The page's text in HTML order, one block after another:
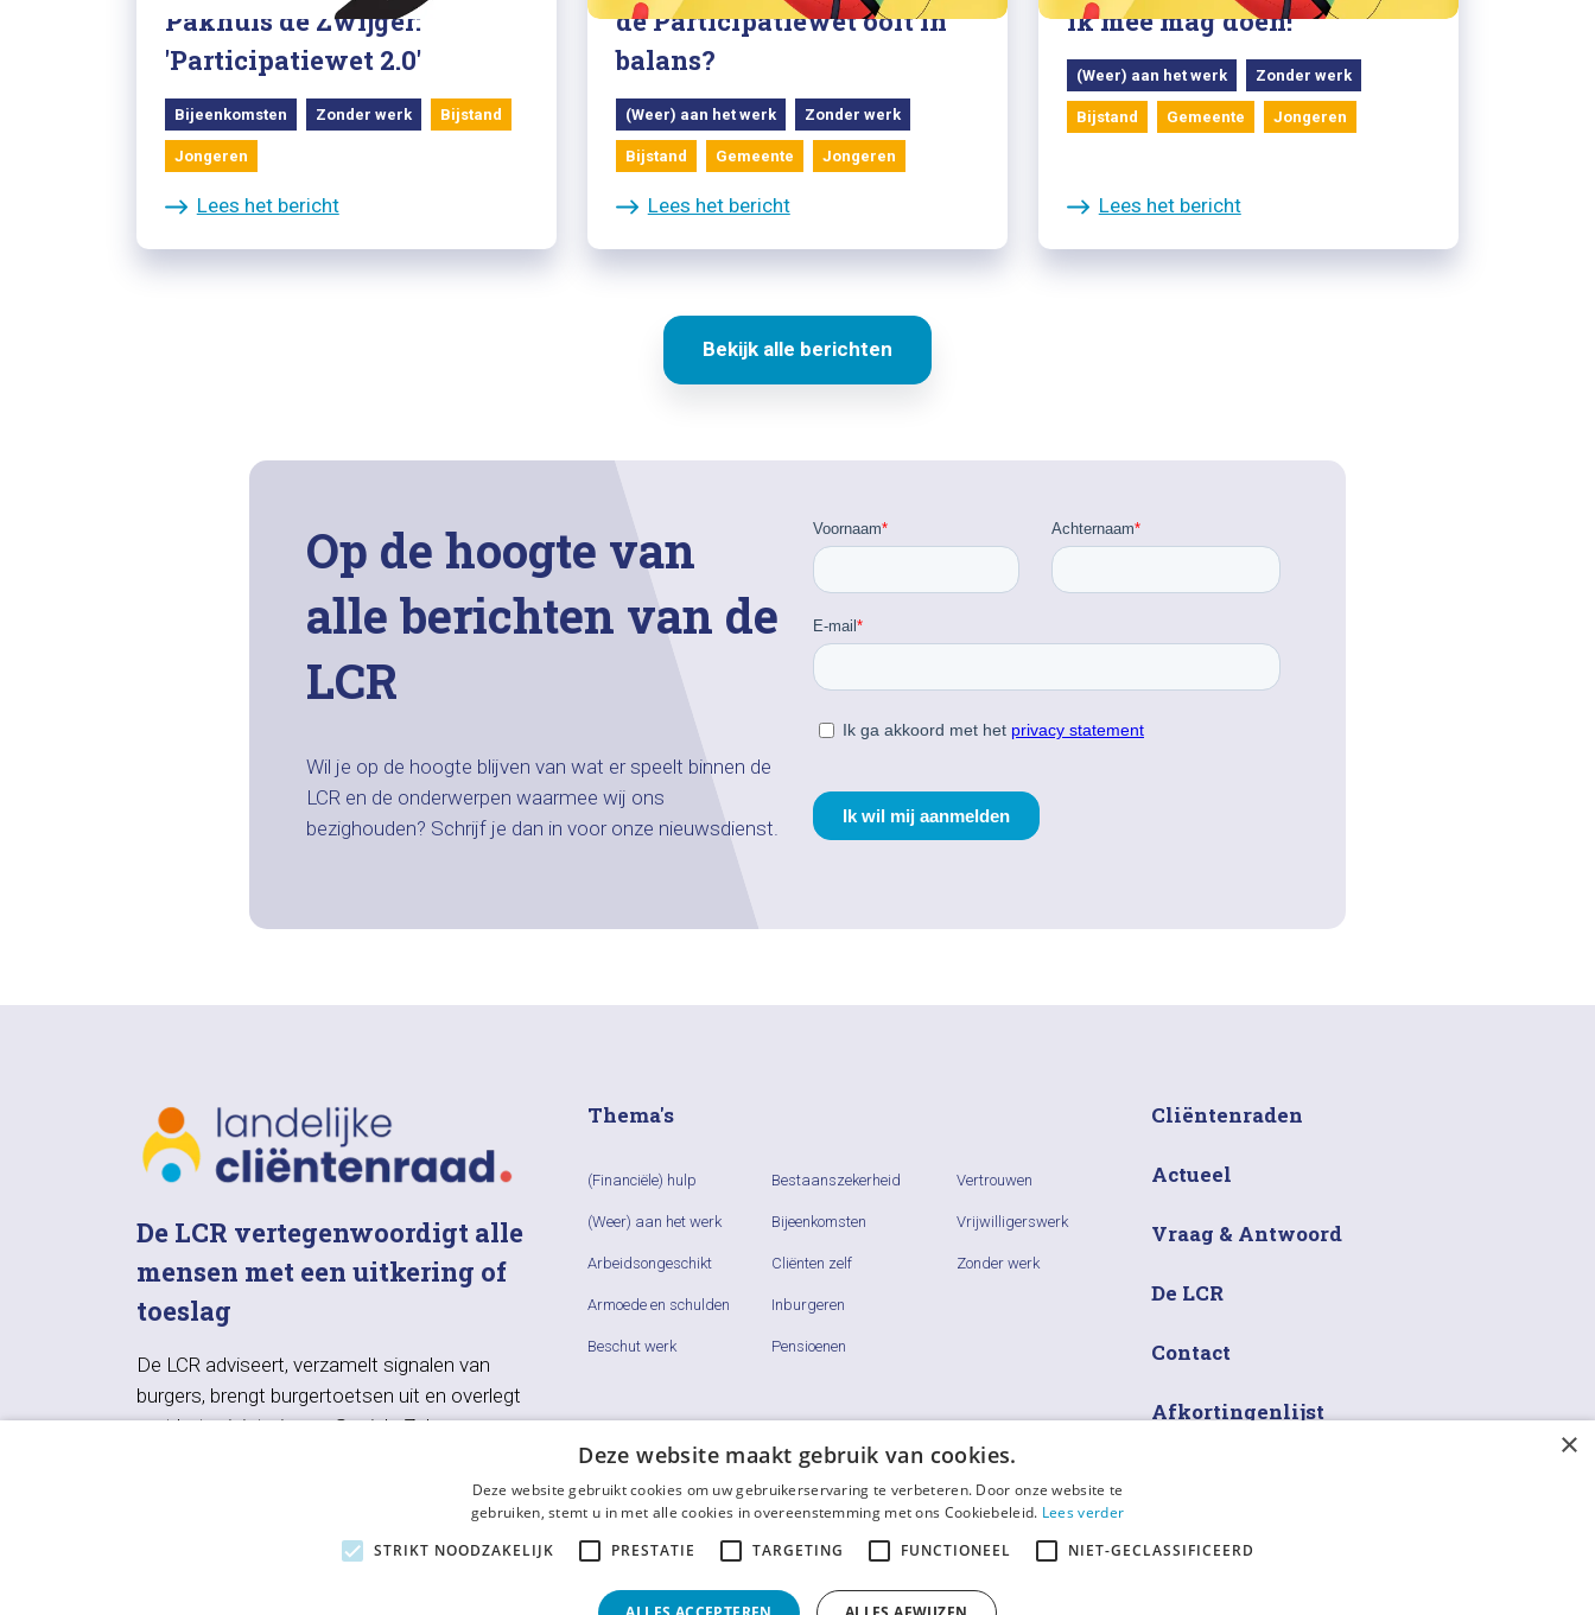
Pakhuis de Zwijger:
'Participatiewet 2.0'
Bijeenkomsten Zonder werk Bijstand
Jongeren
Lees het bericht
de Participatiewet ooit in
balans?
(Weer) aan het werk Zonder werk
Bijstand Gemeente Jongeren
Lees het bericht
ik mee mág doen!
(Weer) aan het werk Zonder werk
Bijstand Gemeente Jongeren
Lees het bericht
Bekijk alle berichten
Op de hoogte van
alle berichten van de
LCR
Wil je op de hoogte blijven van wat er speelt binnen de
LCR en de onderwerpen waarmee wij ons
bezighouden? Schrijf je dan in voor onze nieuwsdienst.
De LCR vertegenwoordigt alle
mensen met een uitkering of
toeslag
De LCR adviseert, verzamelt signalen van
burgers, brengt burgertoetsen uit en overlegt
met het ministerie van Sociale Zaken en
Thema's
(Financiële) hulp
(Weer) aan het werk
Arbeidsongeschikt
Armoede en schulden
Beschut werk
Bestaanszekerheid
Bijeenkomsten
Cliënten zelf
Inburgeren
Pensioenen
Vertrouwen
Vrijwilligerswerk
Zonder werk
Cliëntenraden
Actueel
Vraag & Antwoord
De LCR
Contact
Afkortingenlijst
×
Deze website maakt gebruik van cookies.
Deze website gebruikt cookies om uw gebruikerservaring te verbeteren. Door onze website te
gebruiken, stemt u in met alle cookies in overeenstemming met ons Cookiebeleid. Lees verder
STRIKT NOODZAKELIJK
PRESTATIE TARGETING FUNCTIONEEL NIET-GECLASSIFICEERD